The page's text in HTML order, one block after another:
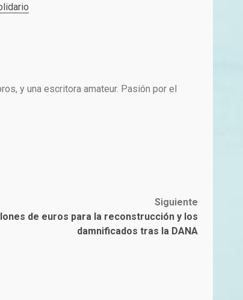
y una escritora amateur. Pasión por el
Siguiente
de euros para la reconstrucción y los
damnificados tras la DANA